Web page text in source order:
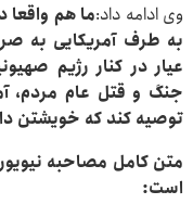
وی ادامه داد:ما هم
به طرف آمریکایی به
عیار در کنار رژیم
جنگ و قتل عام مردم،
توصیه کند که خویشتن
متن کامل مصاحبه
است: